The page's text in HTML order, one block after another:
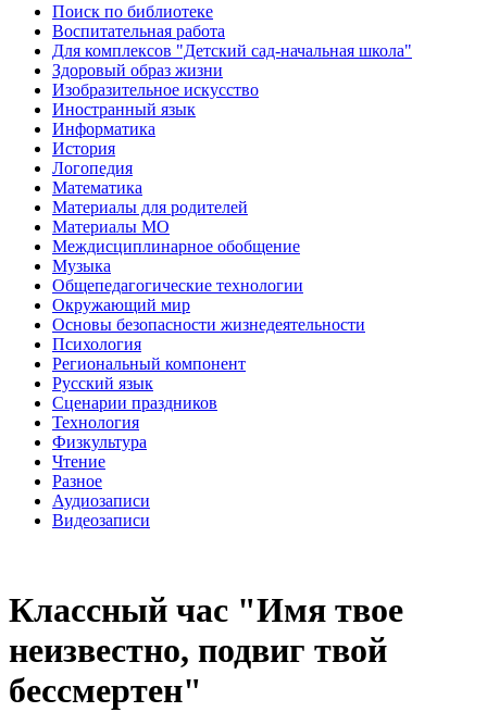
Поиск по библиотеке
Воспитательная работа
Для комплексов "Детский сад-начальная школа"
Здоровый образ жизни
Изобразительное искусство
Иностранный язык
Информатика
История
Логопедия
Математика
Материалы для родителей
Материалы МО
Междисциплинарное обобщение
Музыка
Общепедагогические технологии
Окружающий мир
Основы безопасности жизнедеятельности
Психология
Региональный компонент
Русский язык
Сценарии праздников
Технология
Физкультура
Чтение
Разное
Аудиозаписи
Видеозаписи
Классный час "Имя твое
неизвестно, подвиг твой
бессмертен"